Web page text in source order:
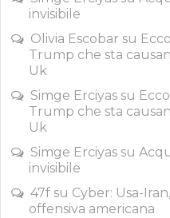
invisibile
Olivia Escobar su
Trump che sta
Uk
Simge Erciyas su
Trump che sta
Uk
Simge Erciyas su
invisibile
47f su Cyber: Usa-
offensiva americana